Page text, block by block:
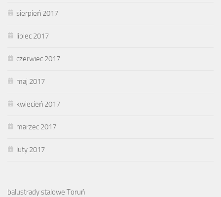
sierpień 2017
lipiec 2017
czerwiec 2017
maj 2017
kwiecień 2017
marzec 2017
luty 2017
balustrady stalowe Toruń